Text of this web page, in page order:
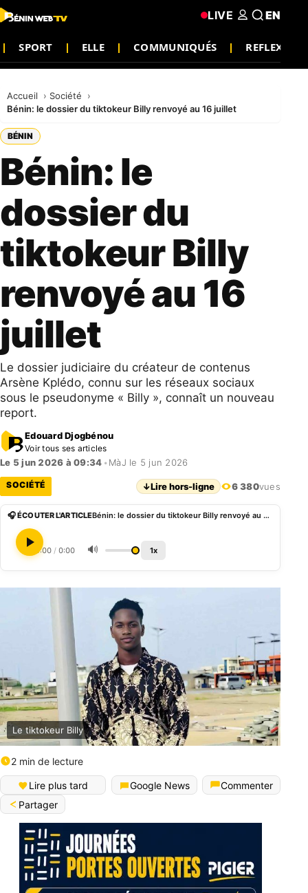
SPORT ELLE COMMUNIQUÉS REFLEXION
LIVE EN
Accueil
Société
Bénin: le dossier du tiktokeur Billy renvoyé au 16 juillet
BÉNIN
Bénin: le
dossier du
tiktokeur Billy
renvoyé au 16
juillet
Le dossier judiciaire du créateur de contenus
Arsène Kplédo, connu sur les réseaux sociaux
sous le pseudonyme « Billy », connaît un nouveau
report.
Edouard Djogbénou
Voir tous ses articles
Le 5 jun 2026 à 09:34 • MàJ le 5 jun 2026
SOCIÉTÉ ↓Lire hors-ligne 6 380vues
🎧 ÉCOUTER L'ARTICLE Bénin: le dossier du tiktokeur Billy renvoyé au 16 juillet
0:00 / 0:00 🔊 1x
Le tiktokeur Billy
2 min de lecture
Lire plus tard Google News
Commenter
Partager